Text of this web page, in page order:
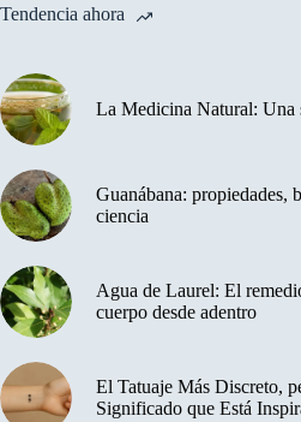
Tendencia ahora
La Medicina Natural: Una
Guanábana: propiedades,
ciencia
Agua de Laurel: El
cuerpo desde adentro
El Tatuaje Más Discreto,
Significado que Está